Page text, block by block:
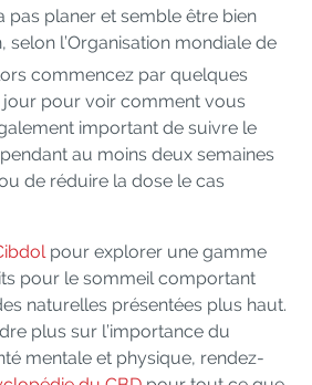
pas planer et semble être bien
selon l’Organisation mondiale de
commencez par quelques
jour pour voir comment vous
important de suivre le
au moins deux semaines
de réduire la dose le cas
pour explorer une gamme
pour le sommeil comportant
naturelles présentées plus haut.
plus sur l’importance du
mentale et physique, rendez-